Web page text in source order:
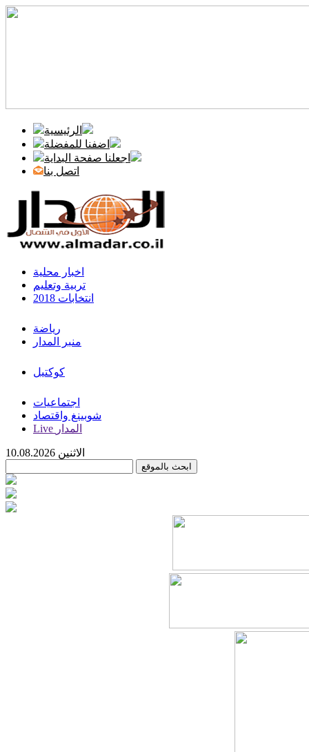
الرئيسية
اضفنا للمفضلة
اجعلنا صفحة البداية
اتصل بنا
اخبار محلية
تربية وتعليم
انتخابات 2018
رياضة
منبر المدار
كوكتيل
اجتماعيات
شوبينغ واقتصاد
Live المدار